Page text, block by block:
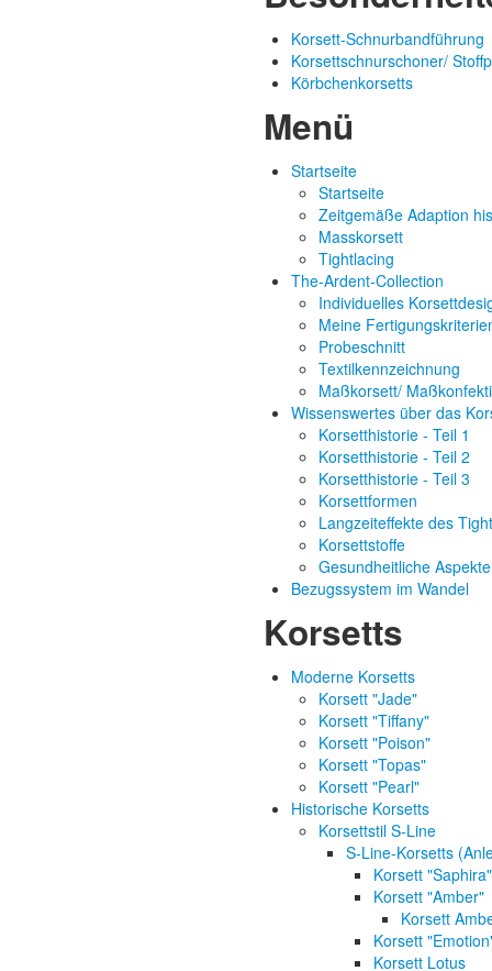
Korsett-Schnurbandführung
Korsettschnurschoner/
Körbchenkorsetts
Menü
Startseite
Startseite
Zeitgemäße Adaption
Masskorsett
Tightlacing
The-Ardent-Collection
Individuelles
Meine
Probeschnitt
Textilkennzeichnung
Maßkorsett/
Wissenswertes über das
Korsetthistorie - Teil 1
Korsetthistorie - Teil 2
Korsetthistorie - Teil 3
Korsettformen
Langzeiteffekte des
Korsettstoffe
Gesundheitliche Aspekte
Bezugssystem im Wandel
Korsetts
Moderne Korsetts
Korsett "Jade"
Korsett "Tiffany"
Korsett "Poison"
Korsett "Topas"
Korsett "Pearl"
Historische Korsetts
Korsettstil S-Line
S-Line-Korsetts
Korsett "Saphira"
Korsett "Amber"
Korsett
Korsett
Korsett Lotus